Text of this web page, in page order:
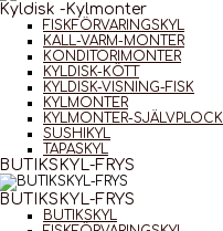
Kyldisk -Kylmonter
FISKFÖRVARINGSKYL
KALL-VARM-MONTER
KONDITORIMONTER
KYLDISK-KÖTT
KYLDISK-VISNING-FISK
KYLMONTER
KYLMONTER-SJÄLVPLOCK
SUSHIKYL
TAPASKYL
BUTIKSKYL-FRYS
BUTIKSKYL-FRYS
BUTIKSKYL